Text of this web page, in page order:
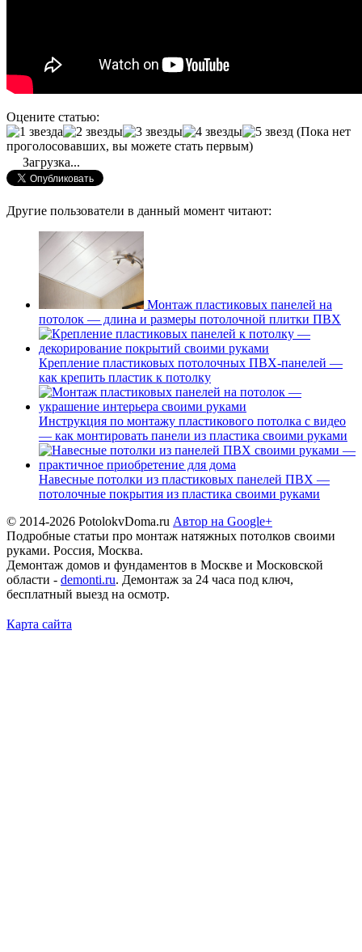
Оцените статью:
(Пока нет
проголосовавших, вы можете стать первым)
Загрузка...
Другие пользователи в данный момент читают:
Монтаж пластиковых панелей на
потолок — длина и размеры потолочной плитки ПВХ
Крепление пластиковых потолочных ПВХ-панелей —
как крепить пластик к потолку
Инструкция по монтажу пластикового потолка с видео
— как монтировать панели из пластика своими руками
Навесные потолки из пластиковых панелей ПВХ —
потолочные покрытия из пластика своими руками
© 2014-2026 PotolokvDoma.ru Автор на Google+
Подробные статьи про монтаж натяжных потолков своими
руками. Россия, Москва.
Демонтаж домов и фундаментов в Москве и Московской
области - demonti.ru. Демонтаж за 24 часа под ключ,
бесплатный выезд на осмотр.
Карта сайта